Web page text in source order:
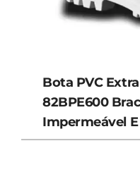
Bota PVC
82BPE600
Impermeável